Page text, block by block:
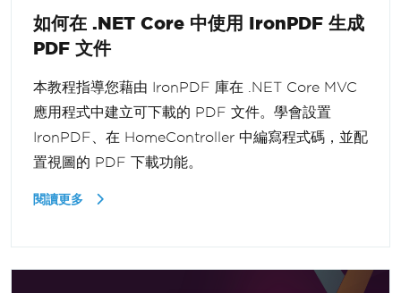
如何在 .NET Core 中使用 IronPDF 生成
PDF 文件
本教程指導您藉由 IronPDF 庫在 .NET Core MVC
應用程式中建立可下載的 PDF 文件。學會設置
IronPDF、在 HomeController 中編寫程式碼，並配
置視圖的 PDF 下載功能。
閱讀更多